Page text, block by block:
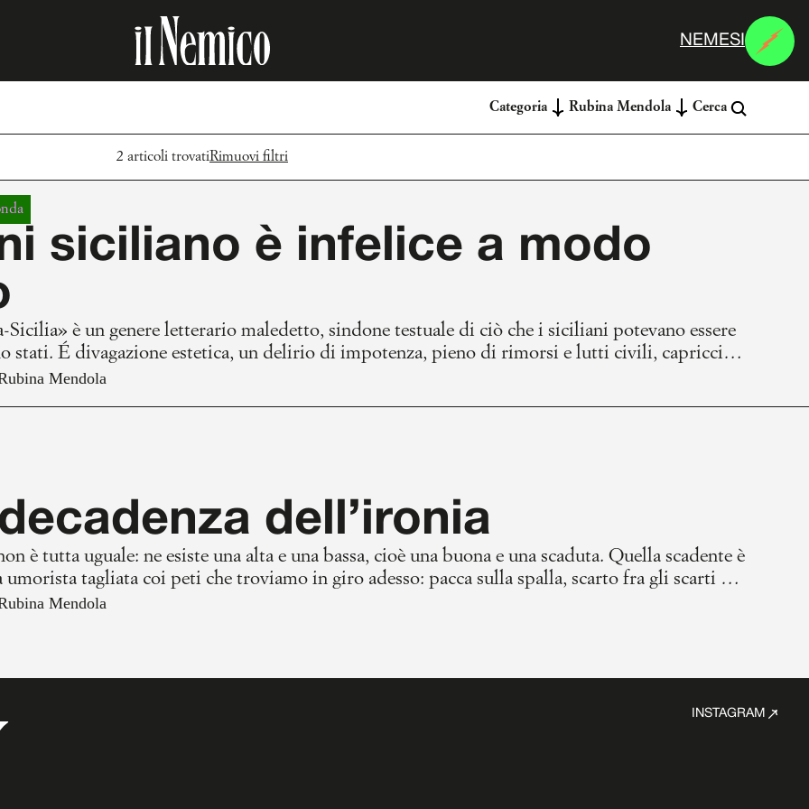
N E M ES
Categoria Rubina Mendola Cerca
2 articoli trovatiRimuovi filtri
siciliano è infelice a modo
Sicilia» è un genere letterario maledetto, sindone testuale di ciò che i siciliani potevano essere
stati. É divagazione estetica, un delirio di impotenza, pieno di rimorsi e lutti civili, capriccio
alla volta si sono tolti tutti, con risultati eterogenei in termini di affidabilità e precisione.
Mendola
dell’ironia
è tutta uguale: ne esiste una alta e una bassa, cioè una buona e una scaduta. Quella scadente è
umorista tagliata coi peti che troviamo in giro adesso: pacca sulla spalla, scarto fra gli scarti del
diluito, aggravato dall’intoppo digitale e dalle sue inerzie.
Mendola
INSTAGRAM